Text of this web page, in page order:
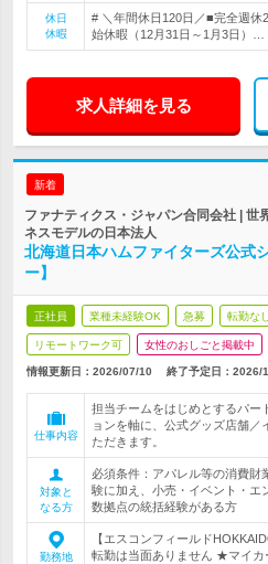
休日
休暇
# ＼年間休日120日／■完全週
始休暇（12月31日～1月3日）…
求人詳細を見る
新着
ファナティクス・ジャパン合同会社 | 世
ネスモデルの日本法人
北海道日本ハムファイターズ公式
ー】
正社員 業種未経験OK 急募 転勤なし
リモートワーク可 女性のおしごと掲載中
情報更新日：2026/07/10 終了予定日： 2026/
仕事内容
担当チームをはじめとするパー
ョンを軸に、公式グッズ店舗
ただきます。
対象と
なる方
必須条件：アパレル等の消費財
験に加え、小売・イベント・エ
数拠点の統括経験がある方
勤務地
【エスコンフィールド
転勤は当面ありません ★マイカ